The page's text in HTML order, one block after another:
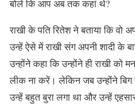
बोले कि आप अब तक कहां थे?
राखी के पति रितेश ने बताया कि वो
उन्हें ऐसे में राखी संग अपनी शादी के
उन्होंने कहा कि उन्होंने ही राखी को
लीक ना करें। लेकिन जब उन्होंने बिग
उन्हें बहुत बुरा लगा था और उन्हें